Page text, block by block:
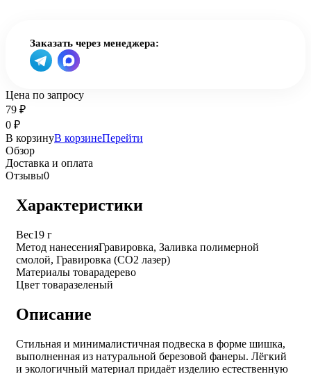
Заказать через менеджера:
Цена по запросу
79 ₽
0 ₽
В корзинуВ корзинеПерейти
Обзор
Доставка и оплата
Отзывы0
Характеристики
Вес19 г
Метод нанесенияГравировка, Заливка полимерной
смолой, Гравировка (CO2 лазер)
Материалы товарадерево
Цвет товаразеленый
Описание
Стильная и минималистичная подвеска в форме шишка,
выполненная из натуральной березовой фанеры. Лёгкий
и экологичный материал придаёт изделию естественную